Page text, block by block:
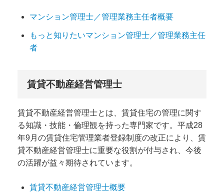
マンション管理士／管理業務主任者概要
もっと知りたいマンション管理士／管理業務主任
者
賃貸不動産経営管理士
賃貸不動産経営管理士とは、賃貸住宅の管理に関す
る知識・技能・倫理観を持った専門家です。平成28
年9月の賃貸住宅管理業者登録制度の改正により、賃
貸不動産経営管理士に重要な役割が付与され、今後
の活躍が益々期待されています。
賃貸不動産経営管理士概要